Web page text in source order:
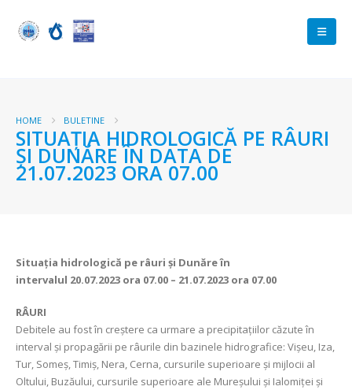
HOME BULETINE
SITUAȚIA HIDROLOGICĂ PE RÂURI
ȘI DUNĂRE ÎN DATA DE
21.07.2023 ORA 07.00
Situația hidrologică pe râuri și Dunăre în
intervalul 20.07.2023 ora 07.00 – 21.07.2023 ora 07.00
RÂURI
Debitele au fost în creștere ca urmare a precipitațiilor căzute în
interval și propagării pe râurile din bazinele hidrografice: Vișeu, Iza,
Tur, Someș, Timiș, Nera, Cerna, cursurile superioare și mijlocii al
Oltului, Buzăului, cursurile superioare ale Mureșului și Ialomiței și